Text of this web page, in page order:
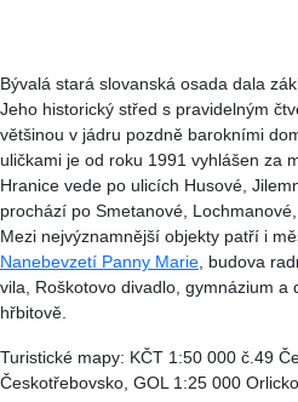
Bývalá stará slovanská osada dala
Jeho historický střed s pravidelným
většinou v jádru pozdně barokními
uličkami je od roku 1991 vyhlášen za
Hranice vede po ulicích Husové,
prochází po Smetanové,
Mezi nejvýznamnější objekty patří i
Nanebevzetí Panny Marie , budova
vila, Roškotovo divadlo, gymnázium a
hřbitově.
Turistické mapy: KČT 1:50 000 č.49
Českotřebovsko, GOL 1:25 000